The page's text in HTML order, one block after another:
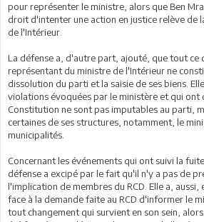
pour représenter le ministre, alors que Ben
droit d'intenter une action en justice relève de
de l'Intérieur.
La défense a, d'autre part, ajouté, que tout ce
représentant du ministre de l'Intérieur ne
dissolution du parti et la saisie de ses biens.
violations évoquées par le ministère et qui ont
Constitution ne sont pas imputables au parti,
certaines de ses structures, notamment, le
municipalités.
Concernant les événements qui ont suivi la
défense a excipé par le fait qu'il n'y a pas de
l'implication de membres du RCD. Elle a,
face à la demande faite au RCD d'informer le
tout changement qui survient en son sein,